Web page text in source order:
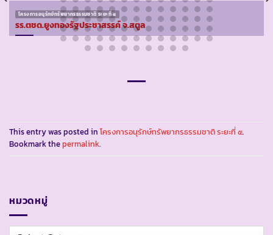
โครงการอนุรักษ์ทรัพยากรธรรมชาติ ระยะที่ ๕
รร.ตชด.ยูงทองรัฐประชาสรรค์ จ.สตูล
This entry was posted in โครงการอนุรักษ์ทรัพยากรธรรมชาติ ระยะที่ ๕.
Bookmark thepermalink.
หมวดหมู่
หมวด